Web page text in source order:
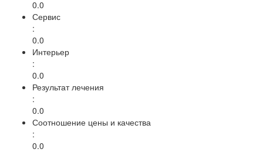
0.0
Сервис
:
0.0
Интерьер
:
0.0
Результат лечения
:
0.0
Соотношение цены и качества
:
0.0